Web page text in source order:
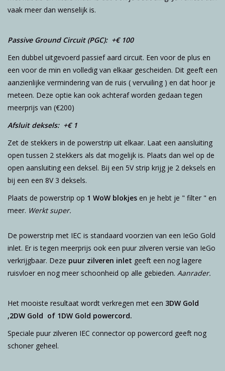
vaak meer dan wenselijk is.
Passive Ground Circuit (PGC): +€ 100
Een dubbel uitgevoerd passief aard circuit. Een voor de plus en
een voor de min en volledig van elkaar gescheiden. Dit geeft een
aanzienlijke vermindering van de ruis ( vervuiling ) en dat hoor je
meteen. Deze optie kan ook achteraf worden gedaan tegen
meerprijs van (€200)
Afsluit deksels: +€ 1
Zet de stekkers in de powerstrip uit elkaar. Laat een aansluiting
open tussen 2 stekkers als dat mogelijk is. Plaats dan wel op de
open aansluiting een deksel. Bij een 5V strip krijg je 2 deksels en
bij een een 8V 3 deksels.
Plaats de powerstrip op 1 WoW blokjes en je hebt je " filter " en
meer. Werkt super.
De powerstrip met IEC is standaard voorzien van een IeGo Gold
inlet. Er is tegen meerprijs ook een puur zilveren versie van IeGo
verkrijgbaar. Deze puur zilveren inlet geeft een nog lagere
ruisvloer en nog meer schoonheid op alle gebieden. Aanrader.
Het mooiste resultaat wordt verkregen met een 3DW Gold
,2DW Gold of 1DW Gold powercord.
Speciale puur zilveren IEC connector op powercord geeft nog
schoner geheel.